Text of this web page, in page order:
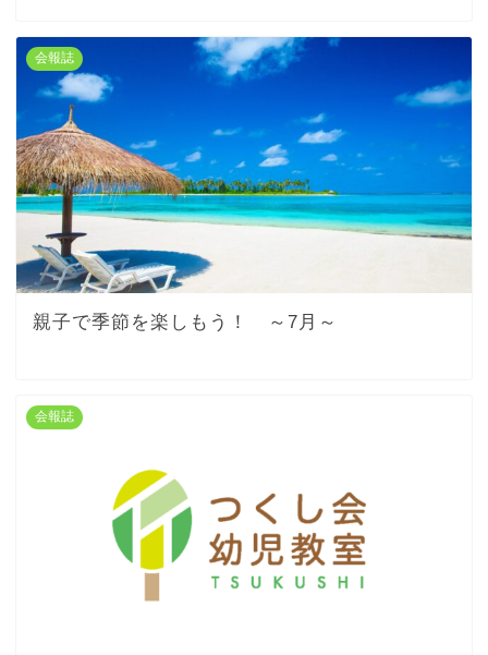
会報誌
親子で季節を楽しもう！ ～7月～
会報誌